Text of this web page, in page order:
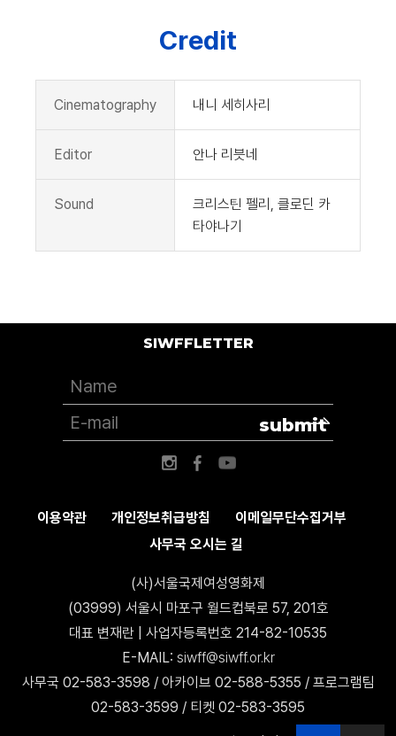
Credit
Cinematography 내니 세히사리
Editor 안나 리븟네
Sound
크리스틴 펠리, 클로딘 카
타야나기
이용약관 개인정보취급방침
이메일무단수집거부
사무국 오시는 길
(사)서울국제여성영화제
(03999) 서울시 마포구 월드컵북로 57, 201호
대표 변재란 | 사업자등록번호 214-82-10535
E-MAIL: siwff@siwff.or.kr
사무국 02-583-3598 / 아카이브 02-588-5355 / 프로그램팀
02-583-3599 / 티켓 02-583-3595
SIWFFLETTER
submit